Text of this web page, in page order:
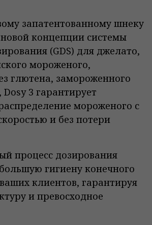
запатентованному шнеку
концепции системы
(GDS) для джелато,
мороженого,
глютена, замороженного
Dosy 3 гарантирует
мороженого с
и без потери
процесс дозирования
гигиену конечного
клиентов, гарантируя
и превосходное